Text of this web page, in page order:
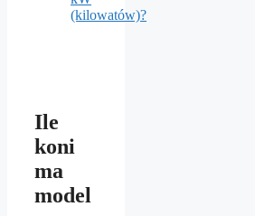
(kilowatów)?
Ile
koni
ma
model